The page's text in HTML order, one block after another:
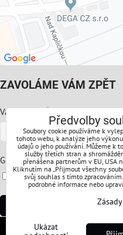
ZAVOLÁME VÁM ZPĚT
Váš telefon:*
GDPR:*
Souhlasíte s ochranou
Předvolby soukromí
Zásady
Předvolby
Soubory cookie používáme k
tohoto webu, k analýze jeho
údajů o jeho používání. Můžeme k
služby třetích stran a
přenášena partnerům v EU, USA
Kliknutím na „Přijmout všechny
svůj souhlas s tímto
podrobné informace nebo
Ukázat